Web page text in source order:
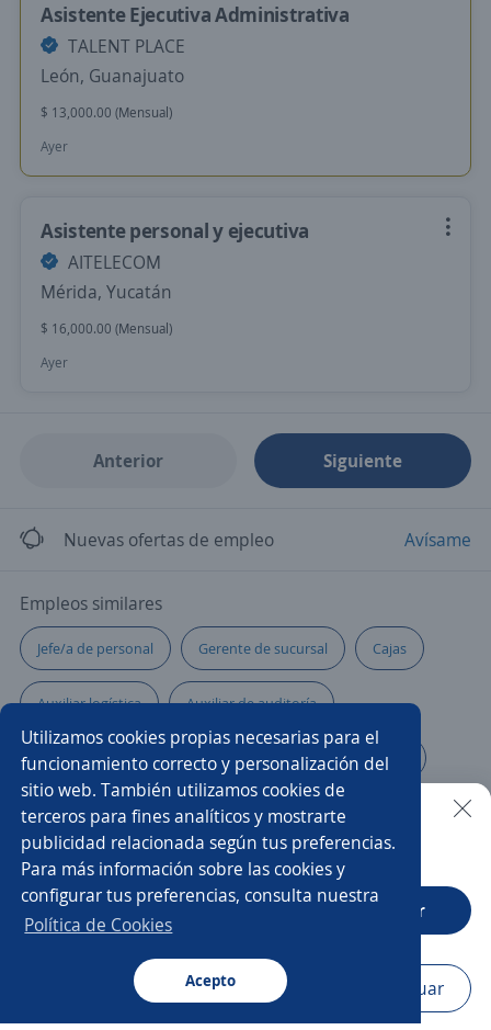
Utilizamos cookies propias necesarias para el
funcionamiento correcto y personalización del
sitio web. También utilizamos cookies de
terceros para fines analíticos y mostrarte
publicidad relacionada según tus preferencias.
Para más información sobre las cookies y
configurar tus preferencias, consulta nuestra
Política de Cookies
Acepto
Buscar Postulaciones Avisos Favoritos
Asistente Ejecutiva Administrativa
TALENT PLACE
León, Guanajuato
$ 13,000.00 (Mensual)
Ayer
Asistente personal y ejecutiva
AITELECOM
Mérida, Yucatán
$ 16,000.00 (Mensual)
Ayer
Anterior Siguiente
Nuevas ofertas de empleo Avísame
Empleos similares
Jefe/a de personal Gerente de sucursal Cajas
Auxiliar logística Auxiliar de auditoría
Ayudante general Auxiliar de almacén e inventarios
Auxiliar administrativo/a Ejecutivo/a comercial
Supervisor de personal Auxiliar de almacén
Asistente Asistente/a ejecutivo
Asistente de dirección Ejecutivo/a de ventas
Buscar es más fácil en la app
CT App Abrir
Navegador Continuar